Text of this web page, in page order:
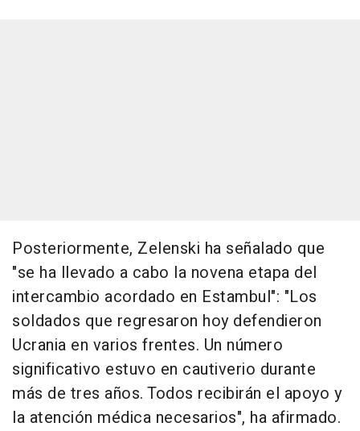
Posteriormente, Zelenski ha señalado que
"se ha llevado a cabo la novena etapa del
intercambio acordado en Estambul": "Los
soldados que regresaron hoy defendieron
Ucrania en varios frentes. Un número
significativo estuvo en cautiverio durante
más de tres años. Todos recibirán el apoyo y
la atención médica necesarios", ha afirmado.